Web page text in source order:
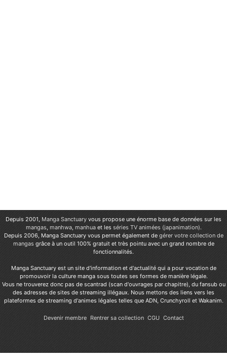
Depuis 2001, Manga Sanctuary vous propose une énorme base de données sur les
mangas, manhwa, manhuaet les séries TV animées (japanimation).
Depuis 2006, Manga Sanctuary vous permet également de gérer votre collection de
mangas grâce à un outil 100% gratuit et très pointu avec un grand nombre de
fonctionnalités.
Manga Sanctuary est un site d'information et d'actualité qui a pour vocation de
promouvoir la culture manga sous toutes ses formes de manière légale.
Vous ne trouverez donc pas de scantrad (scan d'ouvrages par chapitre), du fansub ou
des adresses de sites de streaming illégaux. Nous mettons des liens vers les
plateformes de streaming d'animes légales telles que ADN, Crunchyroll et Wakanim.
Devenir membre Rentrer sa collection CGU Contact